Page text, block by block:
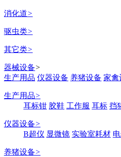
消化道>
驱虫类>
其它类>
器械设备>
生产用品 仪器设备 养猪设备 家禽
生产用品>
耳标钳 胶鞋 工作服 耳标 挡
仪器设备>
B超仪 显微镜 实验室耗材
养猪设备>